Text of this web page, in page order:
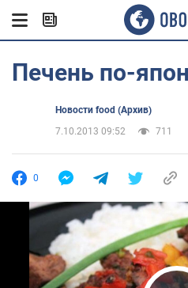
Печень по-
Новости food (Архив)
7.10.2013 09:52
711
0